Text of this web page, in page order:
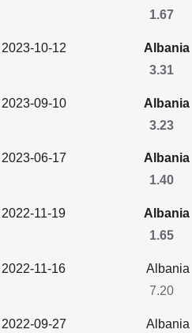
1.67
2023-10-12 Albania
3.31
2023-09-10 Albania
3.23
2023-06-17 Albania
1.40
2022-11-19 Albania
1.65
2022-11-16 Albania
7.20
2022-09-27 Albania